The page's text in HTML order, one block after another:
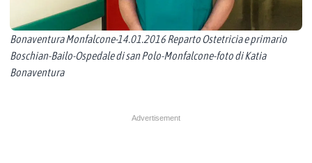
Bonaventura Monfalcone-14.01.2016 Reparto Ostetricia e primario
Boschian-Bailo-Ospedale di san Polo-Monfalcone-foto di Katia
Bonaventura